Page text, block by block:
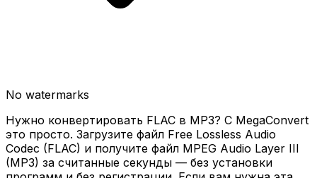
No watermarks
Нужно конвертировать FLAC в MP3? С MegaConvert
это просто. Загрузите файл Free Lossless Audio
Codec (FLAC) и получите файл MPEG Audio Layer III
(MP3) за считанные секунды — без установки